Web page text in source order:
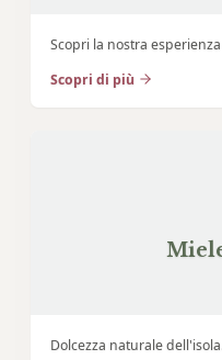
Scopri la nostra
Scopri di più
Dolcezza naturale